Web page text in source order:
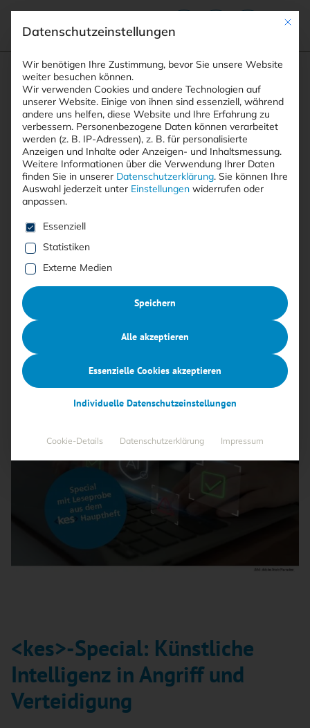
Suchfeld
Suchen
Breadcrumb-Navigation
STARTSEITE
DOWNLOADS
<KES>-SPECIAL: KÜNSTLICHE …
<kes>-Special: Künstliche
Intelligenz in Angriff und
Verteidigung
Mit
Datenschutzeinstellungen
Wir benötigen Ihre Zustimmung, bevor Sie unsere Website
weiter besuchen können.
Wir verwenden Cookies und andere Technologien auf
unserer Website. Einige von ihnen sind essenziell, während
andere uns helfen, diese Website und Ihre Erfahrung zu
verbessern. Personenbezogene Daten können verarbeitet
werden (z. B. IP-Adressen), z. B. für personalisierte
Anzeigen und Inhalte oder Anzeigen- und Inhaltsmessung.
Weitere Informationen über die Verwendung Ihrer Daten
finden Sie in unserer Datenschutzerklärung. Sie können Ihre
Auswahl jederzeit unter Einstellungen widerrufen oder
anpassen.
Es folgt eine Liste der Service-Gruppen, für die eine
Essenziell
Statistiken
Externe Medien
Speichern
Alle akzeptieren
Essenzielle Cookies akzeptieren
Individuelle Datenschutzeinstellungen
Cookie-Details Datenschutzerklärung Impressum